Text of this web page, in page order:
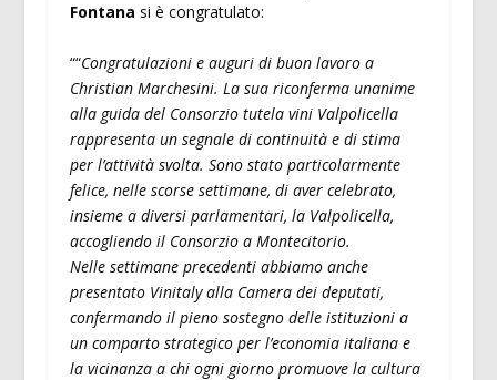
Fontana si è congratulato:
““Congratulazioni e auguri di buon lavoro a
Christian Marchesini. La sua riconferma unanime
alla guida del Consorzio tutela vini Valpolicella
rappresenta un segnale di continuità e di stima
per l’attività svolta. Sono stato particolarmente
felice, nelle scorse settimane, di aver celebrato,
insieme a diversi parlamentari, la Valpolicella,
accogliendo il Consorzio a Montecitorio.
Nelle settimane precedenti abbiamo anche
presentato Vinitaly alla Camera dei deputati,
confermando il pieno sostegno delle istituzioni a
un comparto strategico per l’economia italiana e
la vicinanza a chi ogni giorno promuove la cultura